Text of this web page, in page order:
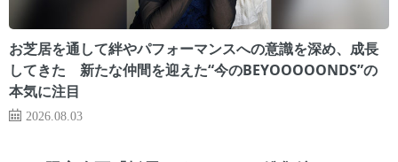
お芝居を通して絆やパフォーマンスへの意識を深め、成長
してきた 新たな仲間を迎えた“今のBEYOOOOONDS”の
本気に注目
2026.08.03